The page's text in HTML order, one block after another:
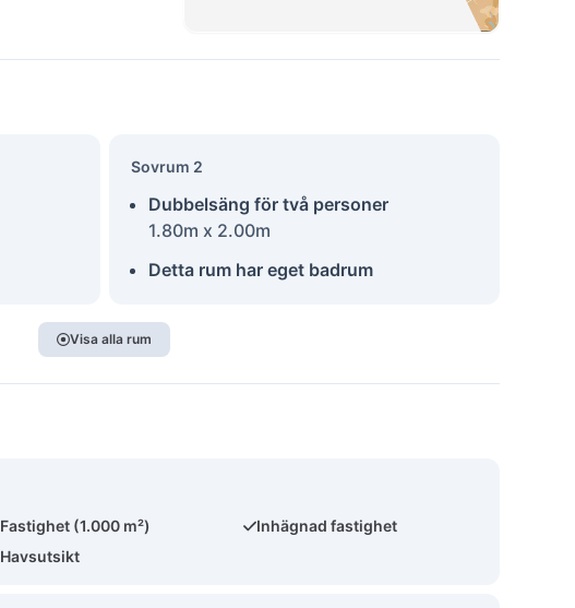
Sovrum 2
Dubbelsäng för två personer
1.80m x 2.00m
Detta rum har eget badrum
Visa alla rum
Fastighet (1.000 m²)
Inhägnad fastighet
Havsutsikt